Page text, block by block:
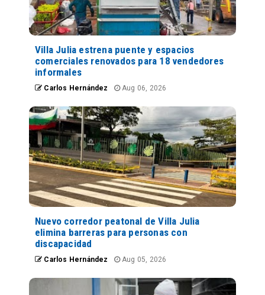
Villa Julia estrena puente y espacios
comerciales renovados para 18 vendedores
informales
Carlos Hernández Aug 06, 2026
Nuevo corredor peatonal de Villa Julia
elimina barreras para personas con
discapacidad
Carlos Hernández Aug 05, 2026